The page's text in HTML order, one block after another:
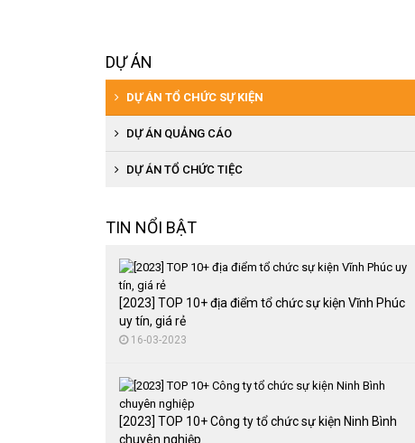
DỰ ÁN
DỰ ÁN TỔ CHỨC SỰ KIỆN
DỰ ÁN QUẢNG CÁO
DỰ ÁN TỔ CHỨC TIỆC
TIN NỔI BẬT
[2023] TOP 10+ địa điểm tổ chức sự kiện Vĩnh Phúc
uy tín, giá rẻ
16-03-2023
[2023] TOP 10+ Công ty tổ chức sự kiện Ninh Bình
chuyên nghiệp